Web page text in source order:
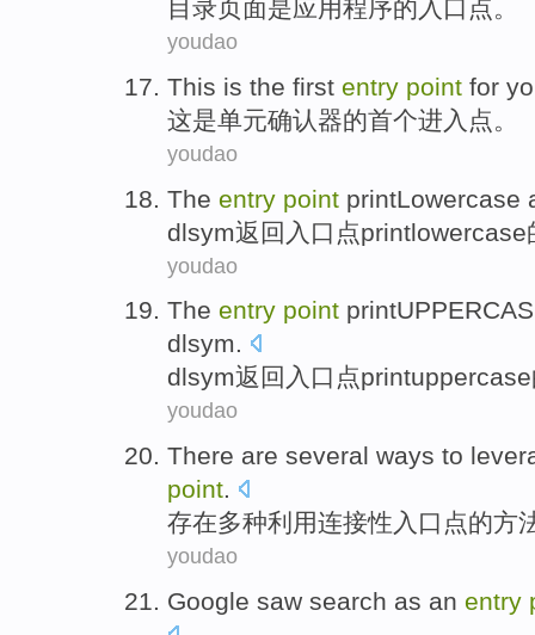
目录页面是应用程序的 入口 点。
youdao
This is the first entry point for
这是单元确认器的首个进入 点。
youdao
The entry point printLowercase
dlsym返回 入口 点printlowercase
youdao
The entry point
dlsym.
dlsym返回 入口 点
youdao
There are several ways to
point.
存在多种利用连接性 入口 点的方
youdao
Google saw search as an entry